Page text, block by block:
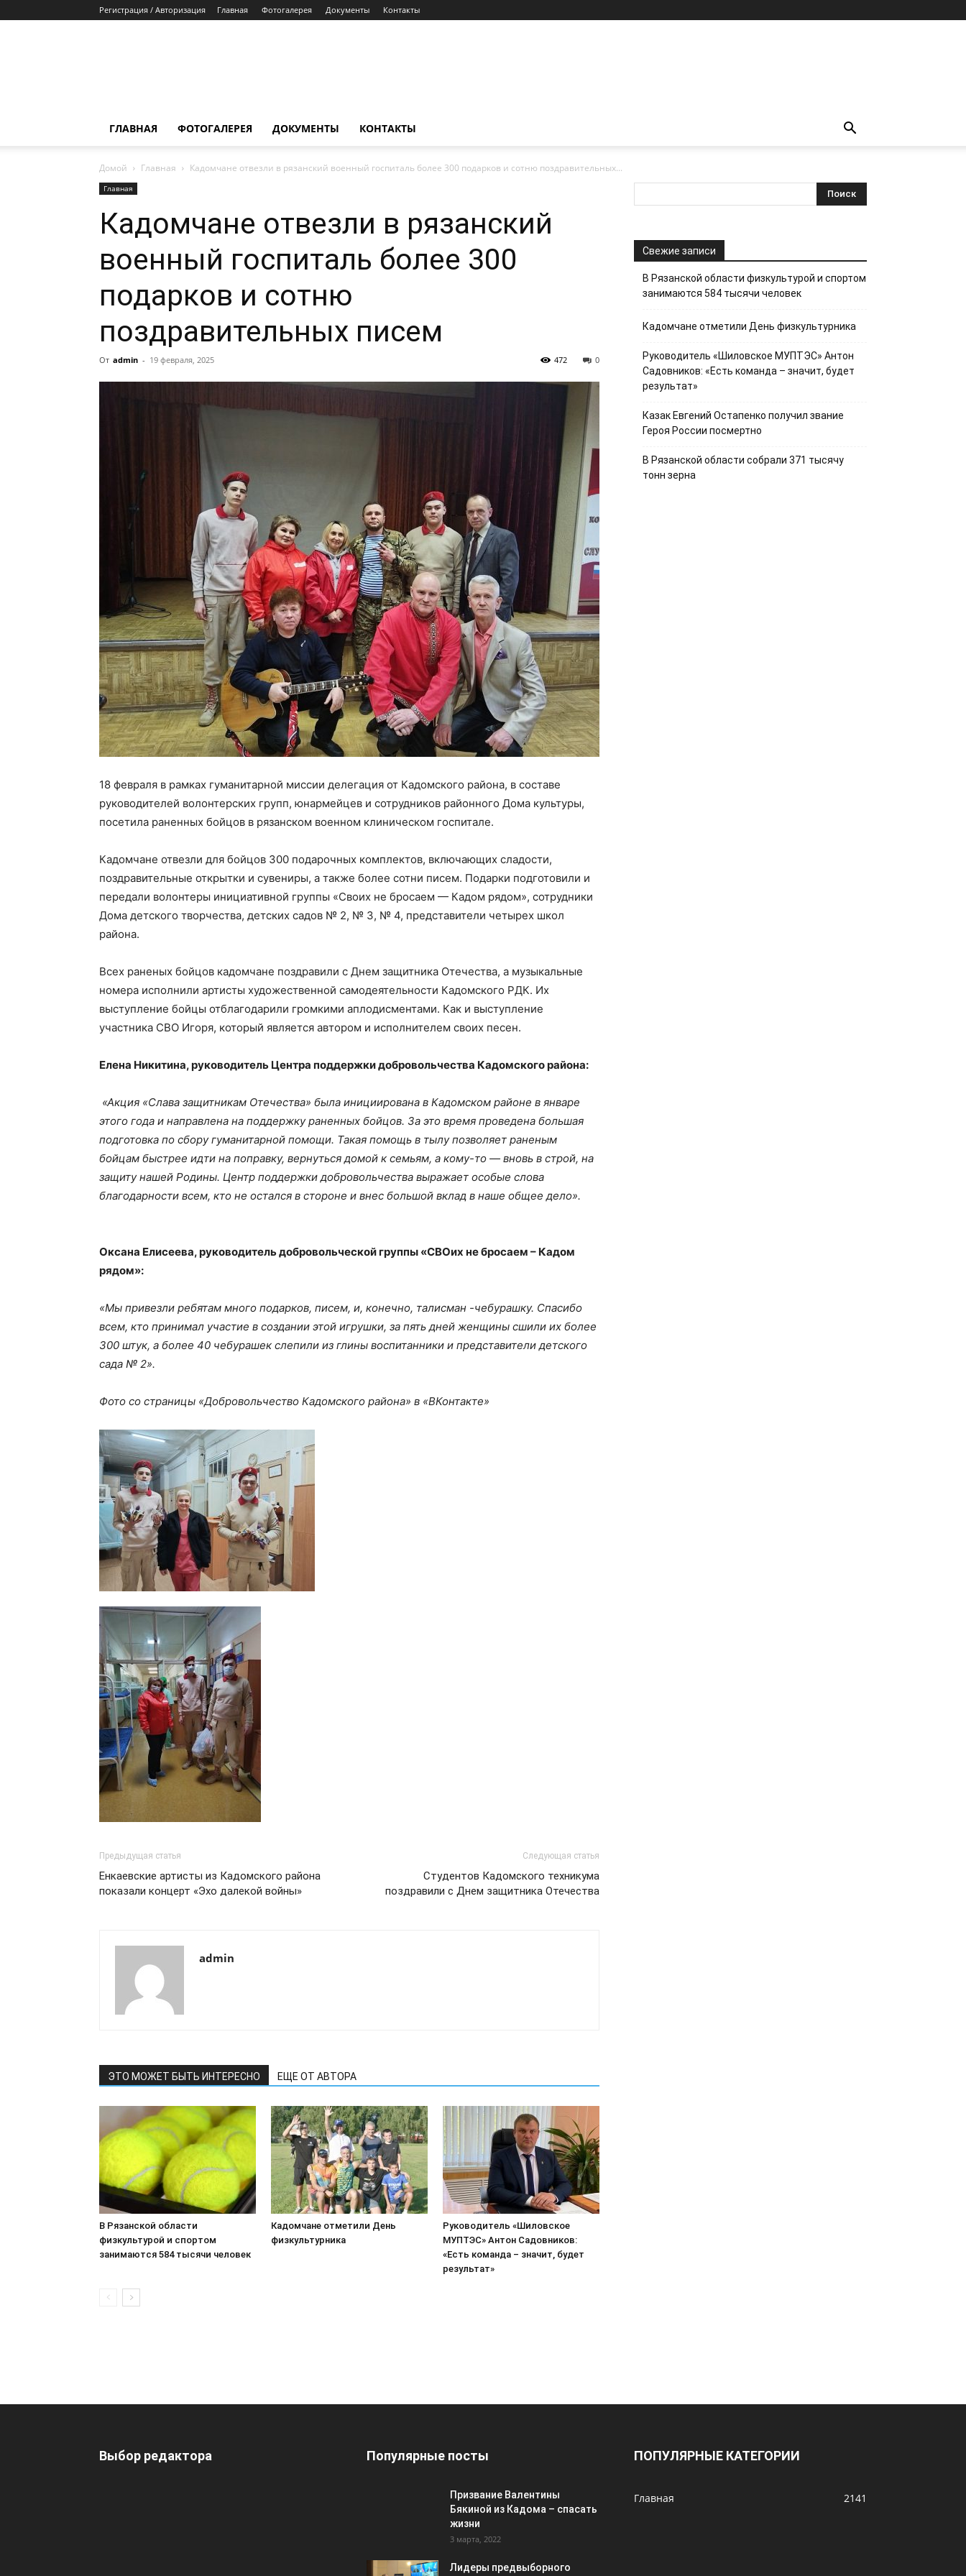
Регистрация / Авторизация Главная Фотогалерея Документы Контакты
ГЛАВНАЯ ФОТОГАЛЕРЕЯ ДОКУМЕНТЫ КОНТАКТЫ
Домой Главная Кадомчане отвезли в рязанский военный госпиталь более 300 подарков и сотню поздравительных...
Главная
Кадомчане отвезли в рязанский
военный госпиталь более 300
подарков и сотню
поздравительных писем
От admin - 19 февраля, 2025 0
472
18 февраля в рамках гуманитарной миссии делегация от Кадомского района, в составе
руководителей волонтерских групп, юнармейцев и сотрудников районного Дома культуры,
посетила раненных бойцов в рязанском военном клиническом госпитале.
Кадомчане отвезли для бойцов 300 подарочных комплектов, включающих сладости,
поздравительные открытки и сувениры, а также более сотни писем. Подарки подготовили и
передали волонтеры инициативной группы «Своих не бросаем — Кадом рядом», сотрудники
Дома детского творчества, детских садов № 2, № 3, № 4, представители четырех школ
района.
Всех раненых бойцов кадомчане поздравили с Днем защитника Отечества, а музыкальные
номера исполнили артисты художественной самодеятельности Кадомского РДК. Их
выступление бойцы отблагодарили громкими аплодисментами. Как и выступление
участника СВО Игоря, который является автором и исполнителем своих песен.
Елена Никитина, руководитель Центра поддержки добровольчества Кадомского района:
«Акция «Слава защитникам Отечества» была инициирована в Кадомском районе в январе
этого года и направлена на поддержку раненных бойцов. За это время проведена большая
подготовка по сбору гуманитарной помощи. Такая помощь в тылу позволяет раненым
бойцам быстрее идти на поправку, вернуться домой к семьям, а кому-то — вновь в строй, на
защиту нашей Родины. Центр поддержки добровольчества выражает особые слова
благодарности всем, кто не остался в стороне и внес большой вклад в наше общее дело».
Оксана Елисеева, руководитель добровольческой группы «СВОих не бросаем – Кадом
рядом»:
«Мы привезли ребятам много подарков, писем, и, конечно, талисман -чебурашку. Спасибо
всем, кто принимал участие в создании этой игрушки, за пять дней женщины сшили их более
300 штук, а более 40 чебурашек слепили из глины воспитанники и представители детского
сада № 2».
Фото со страницы «Добровольчество Кадомского района» в «ВКонтакте»
Предыдущая статья
Енкаевские артисты из Кадомского района
показали концерт «Эхо далекой войны»
Следующая статья
Студентов Кадомского техникума
поздравили с Днем защитника Отечества
admin
ЭТО МОЖЕТ БЫТЬ ИНТЕРЕСНО ЕЩЕ ОТ АВТОРА
В Рязанской области
физкультурой и спортом
занимаются 584 тысячи человек
Кадомчане отметили День
физкультурника
Руководитель «Шиловское
МУПТЭС» Антон Садовников:
«Есть команда – значит, будет
результат»
Свежие записи
В Рязанской области физкультурой и спортом
занимаются 584 тысячи человек
Кадомчане отметили День физкультурника
Руководитель «Шиловское МУПТЭС» Антон
Садовников: «Есть команда – значит, будет
результат»
Казак Евгений Остапенко получил звание
Героя России посмертно
В Рязанской области собрали 371 тысячу
тонн зерна
Выбор редактора Популярные посты
Призвание Валентины
Бякиной из Кадома – спасать
жизни
3 марта, 2022
Лидеры предвыборного
ПОПУЛЯРНЫЕ КАТЕГОРИИ
Главная 2141